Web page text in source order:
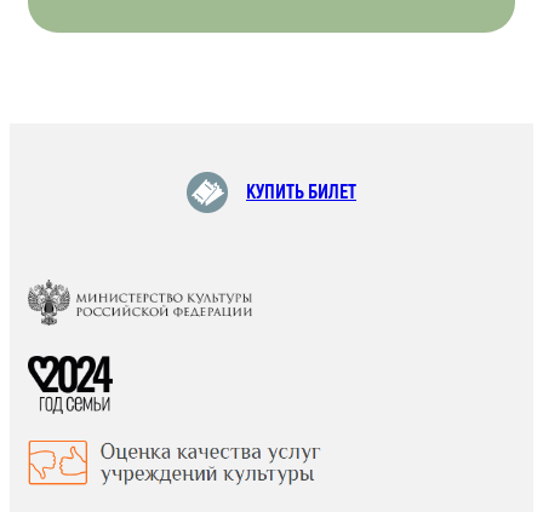
КУПИТЬ БИЛЕТ